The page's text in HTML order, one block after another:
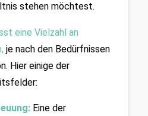
stehen möchtest.
eine Vielzahl an
, je nach den Bedürfnissen
Hier einige der
Eine der